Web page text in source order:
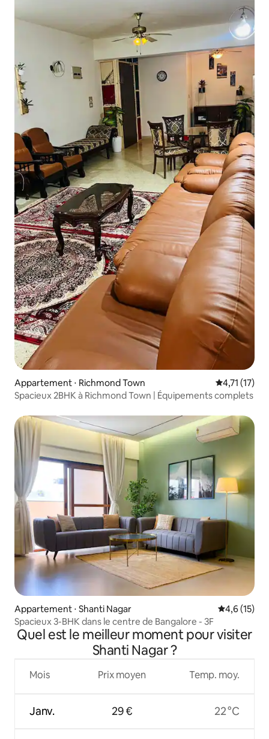
Appartement ⋅ Richmond Town Évaluation
4,71 (17)
Spacieux 2BHK à Richmond Town | Équipements complets
Appartement ⋅ Shanti Nagar Évaluation
4,6 (15)
Spacieux 3-BHK dans le centre de Bangalore - 3F
Quel est le meilleur moment pour visiter
Shanti Nagar ?
Mois
Janv.
Prix moyen
29 €
Temp. moy.
22 °C